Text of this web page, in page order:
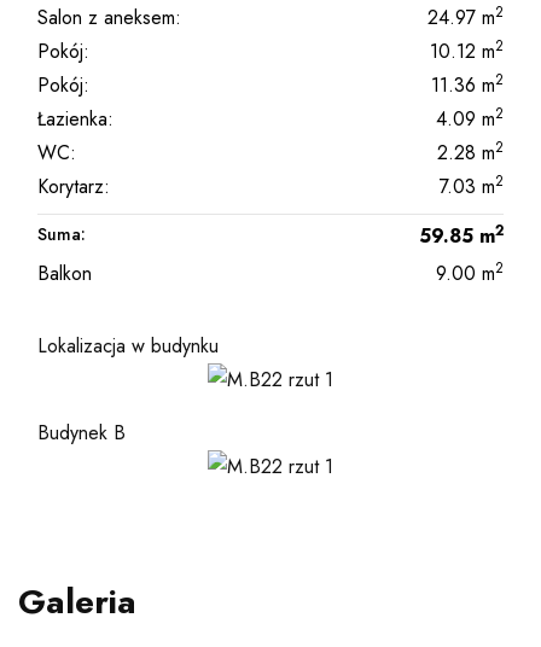
Salon z aneksem: 24.97 m2
Pokój: 10.12 m2
Pokój: 11.36 m2
Łazienka: 4.09 m2
WC: 2.28 m2
Korytarz: 7.03 m2
Suma: 59.85 m2
Balkon 9.00 m2
Lokalizacja w budynku
Budynek B
Galeria